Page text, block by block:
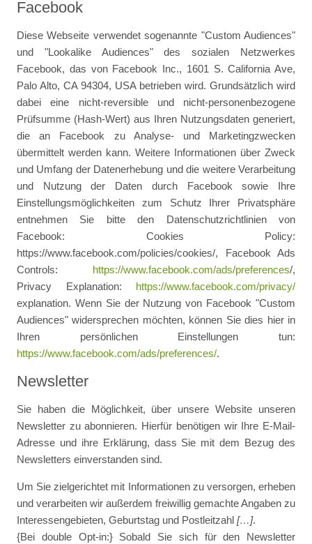
Facebook
Diese Webseite verwendet sogenannte "Custom Audiences"
und "Lookalike Audiences" des sozialen Netzwerkes
Facebook, das von Facebook Inc., 1601 S. California Ave,
Palo Alto, CA 94304, USA betrieben wird. Grundsätzlich wird
dabei eine nicht-reversible und nicht-personenbezogene
Prüfsumme (Hash-Wert) aus Ihren Nutzungsdaten generiert,
die an Facebook zu Analyse- und Marketingzwecken
übermittelt werden kann. Weitere Informationen über Zweck
und Umfang der Datenerhebung und die weitere Verarbeitung
und Nutzung der Daten durch Facebook sowie Ihre
Einstellungsmöglichkeiten zum Schutz Ihrer Privatsphäre
entnehmen Sie bitte den Datenschutzrichtlinien von
Facebook: Cookies Policy:
https://www.facebook.com/policies/cookies/, Facebook Ads
Controls: https://www.facebook.com/ads/preferences/,
Privacy Explanation: https://www.facebook.com/privacy/
explanation. Wenn Sie der Nutzung von Facebook "Custom
Audiences" widersprechen möchten, können Sie dies hier in
Ihren persönlichen Einstellungen tun:
https://www.facebook.com/ads/preferences/.
Newsletter
Sie haben die Möglichkeit, über unsere Website unseren
Newsletter zu abonnieren. Hierfür benötigen wir Ihre E-Mail-
Adresse und ihre Erklärung, dass Sie mit dem Bezug des
Newsletters einverstanden sind.
Um Sie zielgerichtet mit Informationen zu versorgen, erheben
und verarbeiten wir außerdem freiwillig gemachte Angaben zu
Interessengebieten, Geburtstag und Postleitzahl […].
{Bei double Opt-in:} Sobald Sie sich für den Newsletter